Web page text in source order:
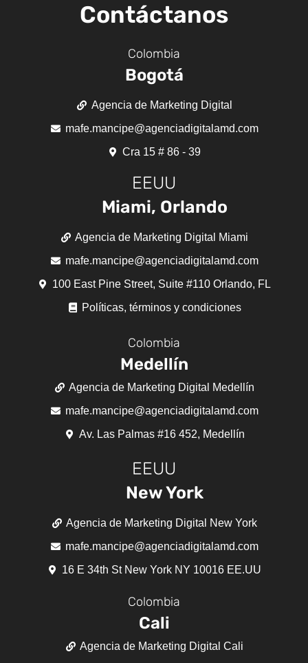
Contáctanos
Colombia
Bogotá
Agencia de Marketing Digital
mafe.mancipe@agenciadigitalamd.com
Cra 15 # 86 - 39
EEUU
Miami, Orlando
Agencia de Marketing Digital Miami
mafe.mancipe@agenciadigitalamd.com
100 East Pine Street, Suite #110 Orlando, FL
Políticas, términos y condiciones
Colombia
Medellín
Agencia de Marketing Digital Medellín
mafe.mancipe@agenciadigitalamd.com
Av. Las Palmas #16 452, Medellín
EEUU
New York
Agencia de Marketing Digital New York
mafe.mancipe@agenciadigitalamd.com
16 E 34th St New York NY 10016 EE.UU
Colombia
Cali
Agencia de Marketing Digital Cali